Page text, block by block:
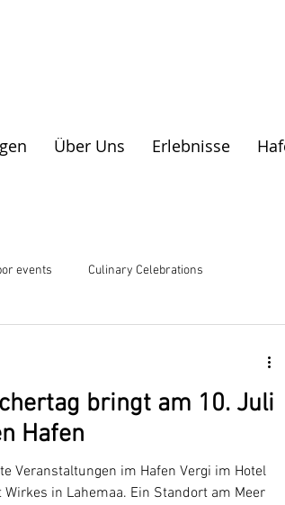
Über Uns Erlebnisse
events Culinary Celebrations
bringt am 10. Juli
Hafen
Veranstaltungen im Hafen Vergi im Hotel
in Lahemaa. Ein Standort am Meer